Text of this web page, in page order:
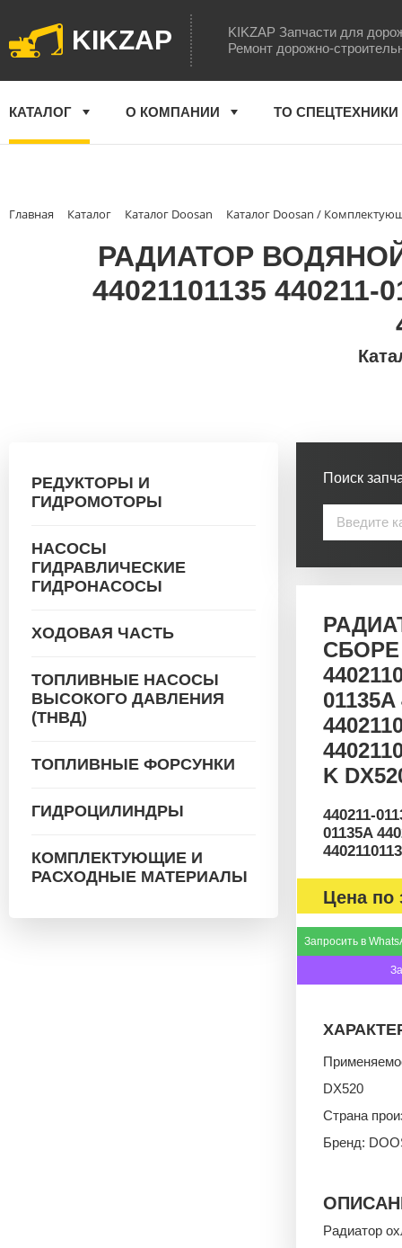
KIKZAP
KIKZAP Запчасти для
Ремонт дорожно-
КАТАЛОГ О КОМПАНИИ ТО СПЕЦТЕХНИКИ
Главная Каталог Каталог Doosan Каталог Doosan /
РАДИАТОР ВОДЯНОЙ
44021101135 440211-
РЕДУКТОРЫ И
ГИДРОМОТОРЫ
НАСОСЫ
ГИДРАВЛИЧЕСКИЕ
ГИДРОНАСОСЫ
ХОДОВАЯ ЧАСТЬ
ТОПЛИВНЫЕ НАСОСЫ
ВЫСОКОГО ДАВЛЕНИЯ
(ТНВД)
ТОПЛИВНЫЕ ФОРСУНКИ
ГИДРОЦИЛИНДРЫ
КОМПЛЕКТУЮЩИЕ И
РАСХОДНЫЕ МАТЕРИАЛЫ
Поиск
СБОРЕ
K
440211-
01135A
Цена по
Запросить в
DX520
Страна
Бренд:
Радиатор